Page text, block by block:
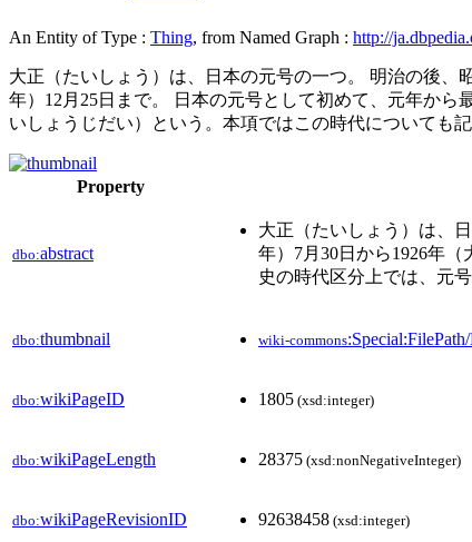
An Entity of Type : Thing, from Named Graph : http://
大正（たいしょう）は、日本の元号の一つ。 明治の後、
年）12月25日まで。 日本の元号として初めて、元年か
いしょうじだい）という。本項ではこの時代についても記
Property
dbo:abstract
大正（たいしょう）は、
年）7月30日から1926年
史の時代区分上では、元
dbo:thumbnail wiki-commons
dbo:wikiPageID 1805 (xsd:integer)
dbo:wikiPageLength 28375 (xsd:nonNegativeInteger)
dbo:wikiPageRevisionID 92638458 (xsd:integer)